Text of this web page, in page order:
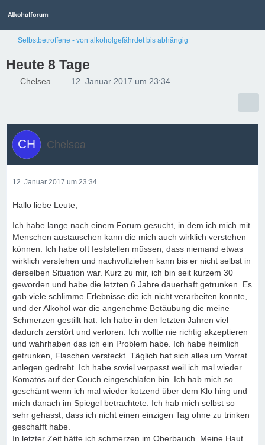
Selbstbetroffene - von alkoholgefährdet bis abhängig
Heute 8 Tage
Chelsea 12. Januar 2017 um 23:34
Chelsea
12. Januar 2017 um 23:34
Hallo liebe Leute,
Ich habe lange nach einem Forum gesucht, in dem ich mich mit
Menschen austauschen kann die mich auch wirklich verstehen
können. Ich habe oft feststellen müssen, dass niemand etwas
wirklich verstehen und nachvollziehen kann bis er nicht selbst in
derselben Situation war. Kurz zu mir, ich bin seit kurzem 30
geworden und habe die letzten 6 Jahre dauerhaft getrunken. Es
gab viele schlimme Erlebnisse die ich nicht verarbeiten konnte,
und der Alkohol war die angenehme Betäubung die meine
Schmerzen gestillt hat. Ich habe in den letzten Jahren viel
dadurch zerstört und verloren. Ich wollte nie richtig akzeptieren
und wahrhaben das ich ein Problem habe. Ich habe heimlich
getrunken, Flaschen versteckt. Täglich hat sich alles um Vorrat
anlegen gedreht. Ich habe soviel verpasst weil ich mal wieder
Komatös auf der Couch eingeschlafen bin. Ich hab mich so
geschämt wenn ich mal wieder kotzend über dem Klo hing und
mich danach im Spiegel betrachtete. Ich hab mich selbst so
sehr gehasst, dass ich nicht einen einzigen Tag ohne zu trinken
geschafft habe.
In letzter Zeit hätte ich schmerzen im Oberbauch. Meine Haut